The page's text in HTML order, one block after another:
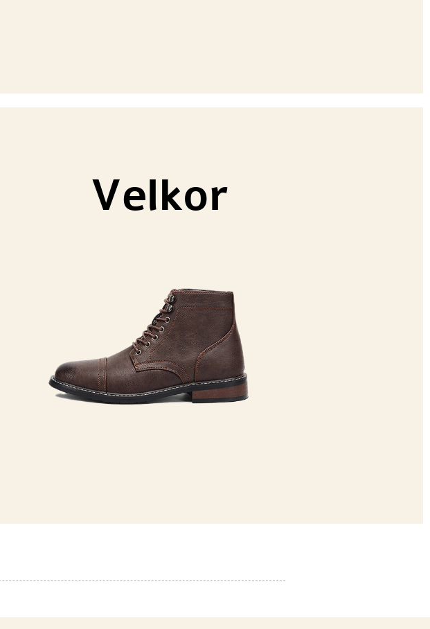
Velkor